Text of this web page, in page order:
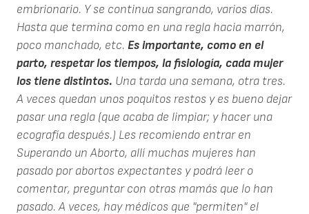
embrionario. Y se continua sangrando, varios días.
Hasta que termina como en una regla hacia marrón,
poco manchado, etc. Es importante, como en el
parto, respetar los tiempos, la fisiología, cada mujer
los tiene distintos. Una tarda una semana, otra tres.
A veces quedan unos poquitos restos y es bueno dejar
pasar una regla (que acaba de limpiar; y hacer una
ecografía después.) Les recomiendo entrar en
Superando un Aborto, allí muchas mujeres han
pasado por abortos expectantes y podrá leer o
comentar, preguntar con otras mamás que lo han
pasado. A veces, hay médicos que "permiten" el